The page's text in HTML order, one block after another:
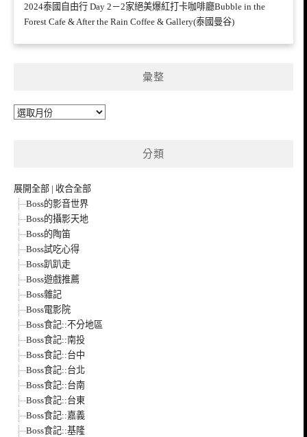
2024泰國自由行 Day 2－2家絕美爆紅打卡咖啡廳Bubble in the
Forest Cafe & After the Rain Coffee & Gallery(泰國曼谷)
彙整
彙
分類
展開全部 | 收合全部
Boss的影音世界
Boss的攝影天地
Boss的陶笛
Boss試吃心得
Boss趴趴走
Boss遊戲推薦
Boss雜記
Boss電影院
Boss食記::不分地區
Boss食記::南投
Boss食記::台中
Boss食記::台北
Boss食記::台南
Boss食記::台東
Boss食記::嘉義
Boss食記::基隆